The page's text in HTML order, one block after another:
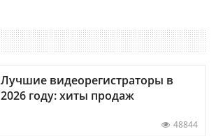
Лучшие видеорегистраторы в
2026 году: хиты продаж
48844